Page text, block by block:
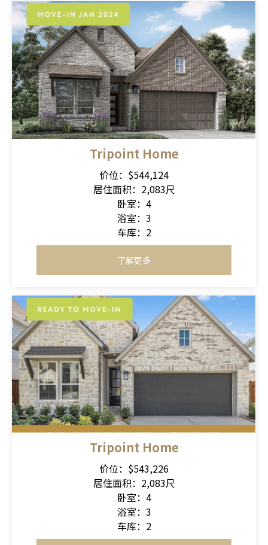
Tripoint Home
价位：$544,124
居住面积：2,083尺
卧室：4
浴室：3
车库：2
了解更多
Tripoint Home
价位：$543,226
居住面积：2,083尺
卧室：4
浴室：3
车库：2